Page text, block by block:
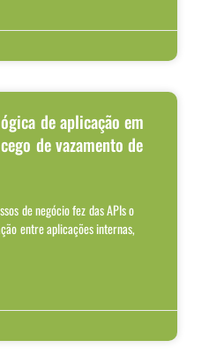
de aplicação em
de vazamento de
de negócio fez das APIs o
entre aplicações internas,